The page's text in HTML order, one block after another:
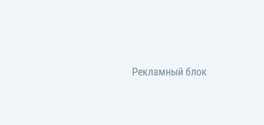
Только помни напутствие главное